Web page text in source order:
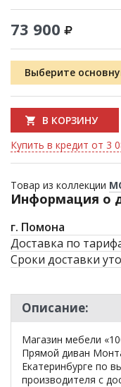
73 900
Выберите
В КОРЗИНУ
Купить в кредит от 3
Товар из коллекции
Информация о
г. Помона
Доставка по
Сроки доставки
Описание:
Магазин мебели
Прямой диван
Екатеринбурге по
производителя с